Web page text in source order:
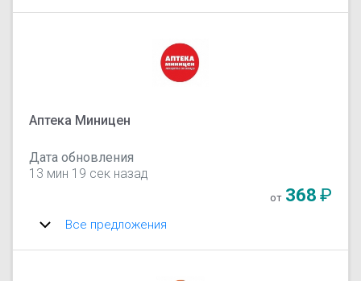
Аптека Миницен
Дата обновления
13 мин 19 сек назад
от 368₽
Все предложения